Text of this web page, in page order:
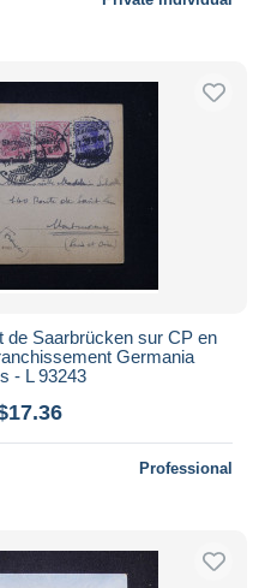
de Saarbrücken sur CP en
Germania
- L 93243
Professional